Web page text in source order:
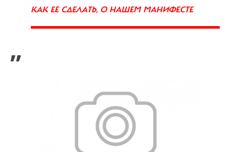
КАК ЕЕ СДЕЛАТЬ, О НАШЕМ МАНИФЕСТЕ
”